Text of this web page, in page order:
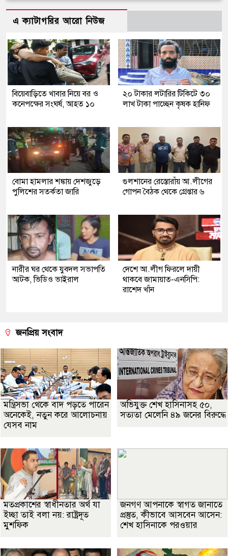
এ ক্যাটাগরির আরো নিউজ
বিয়েবাড়িতে খাবার নিয়ে বর ও
কনেপক্ষের সংঘর্ষ, আহত ১০
২০ টাকার লটারির টিকিটে ৩০
লাখ টাকা পাচ্ছেন কৃষক হানিফ
বোমা হামলার শঙ্কায় দেশজুড়ে
পুলিশের সতর্কতা জারি
গুলশানের রেস্তোরাঁয় আ.লীগের
গোপন বৈঠক থেকে গ্রেপ্তার ৬
নারীর ঘর থেকে যুবদল সভাপতি
আটক, ভিডিও ভাইরাল
দেশে আ.লীগ ফিরলে দায়ী
থাকবে জামায়াত-এনসিপি:
রাশেদ খাঁন
জনপ্রিয় সংবাদ
মন্ত্রিসভা থেকে বাদ পড়তে পারেন
অনেকেই, নতুন করে আলোচনায়
যেসব নাম
অভিযুক্ত শেখ হাসিনাসহ ৫০,
সত্যতা মেলেনি ৪৯ জনের বিরুদ্ধে
মতপ্রকাশের স্বাধীনতার অর্থ যা
ইচ্ছা তাই বলা নয়: রাষ্ট্রদূত
মুশফিক
জনগণ আপনাকে স্বাগত জানাতে
প্রস্তুত, কীভাবে আসবেন আসেন:
শেখ হাসিনাকে পরওয়ার